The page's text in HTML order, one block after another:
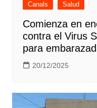
Canals Salud
Comienza en
contra el Virus
para
20/12/2025